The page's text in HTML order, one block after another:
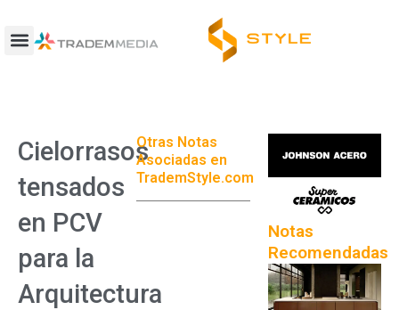
contenido
Cielorrasos
tensados
en PCV
para la
Arquitectura
Otras Notas
Asociadas en
TrademStyle.com
Notas
Recomendadas